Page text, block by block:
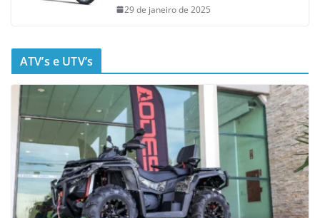
29 de janeiro de 2025
ATV’s e UTV’s